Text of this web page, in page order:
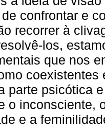
confrontar e
recorrer à
los,
que nos
coexistentes
parte psicótica
o inconsciente,
e a